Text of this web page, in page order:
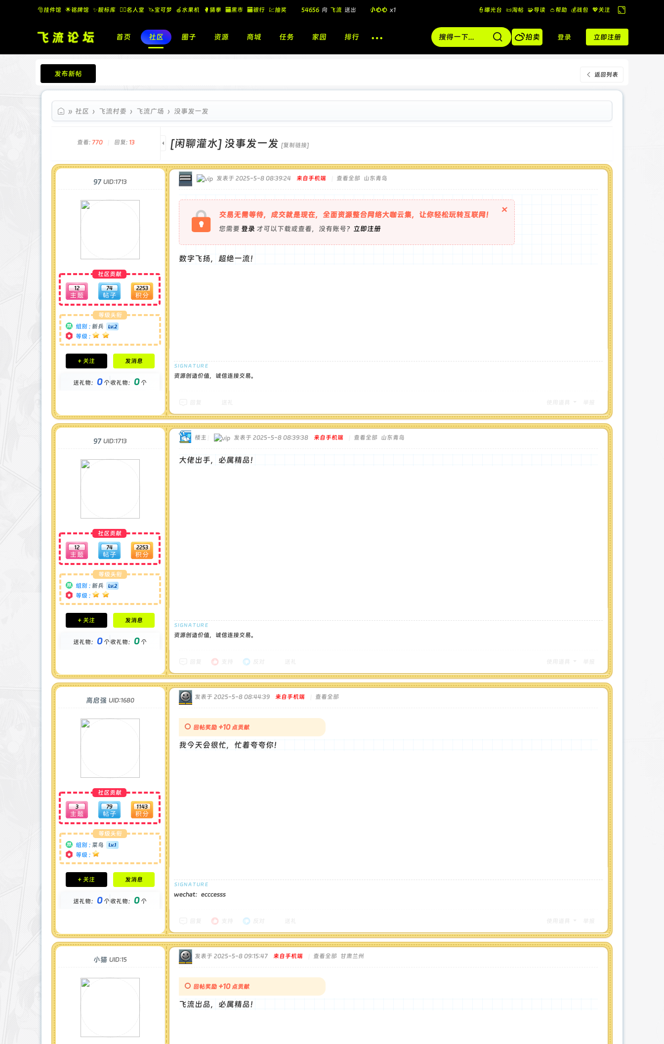
🎅挂件馆 🌟铭牌馆 ✨️靓标库 🧚‍♂️名人堂 🦄宝可梦 🍎水果机 🥊猜拳 🏧黑市 🏧银行 💹抽奖 54656 向 飞流 送出 小心心 x1
飞流 向 北 酷盖墨镜
👮曝光台 📜淘帖 🧩导读 👛帮助 💰️钱包 💖关注
换
到
宽
版
首页 社区 圈子 资源 商城 任务 家园 排行 拍卖 登录 立即注册
返回列表
发布新帖
飞流论坛
» 社区 › 飞流村委 › 飞流广场 › 没事发一发
查看: 770 回复: 13 [闲聊灌水] 没事发一发 [复制链接]
97 UID:1713
社区贡献
12 74 2253
等级头衔
组别 : 新兵
等级 :
积分成就
钻石 : 0 颗
金币 : 0 枚
+ 关注 发消息
送礼物： 0个收礼物： 0个
发表于 2025-5-8 08:39:24 来自手机端 查看全部 山东青岛
交易无需等待，成交就是现在，全面资源整合网络大咖云集，让你轻松玩转互联网！
您需要 登录 才可以下载或查看，没有账号？ 立即注册
×
数字飞扬，超绝一流！
资源创造价值，诚信连接交易。
97 UID:1713
社区贡献
12 74 2253
等级头衔
组别 : 新兵
等级 :
积分成就
钻石 : 0 颗
金币 : 0 枚
+ 关注 发消息
送礼物： 0个收礼物： 0个
楼主 发表于 2025-5-8 08:39:38 来自手机端 查看全部 山东青岛
大佬出手，必属精品！
资源创造价值，诚信连接交易。
高启强 UID:1680
社区贡献
3 79 1143
等级头衔
组别 : 菜鸟
等级 :
积分成就
钻石 : 0 颗
金币 : 0 枚
+ 关注 发消息
送礼物： 0个收礼物： 0个
发表于 2025-5-8 08:44:39 来自手机端 查看全部
回帖奖励 +10点贡献
我今天会很忙，忙着夸夸你！
wechat：ecccesss
小猫 UID:15 发表于 2025-5-8 09:15:47 来自手机端 查看全部 甘肃兰州
回帖奖励 +10点贡献
飞流出品，必属精品！